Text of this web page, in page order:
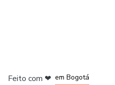
Feito com ❤ em Bogotá